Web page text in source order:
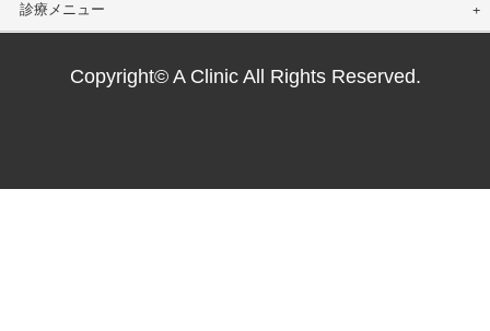
診療メニュー
Copyright© A Clinic All Rights Reserved.